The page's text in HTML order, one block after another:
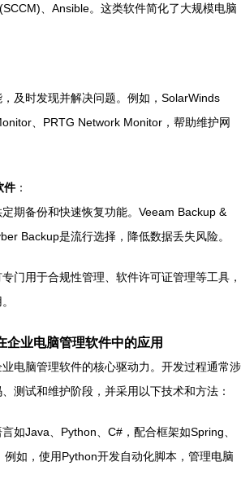
、Ansible。这类软件简化了大规模电脑
及时发现并解决问题。例如，SolarWinds
、PRTG Network Monitor，帮助维护网
件：
期备份和快速恢复功能。Veeam Backup &
Backup是流行选择，降低数据丢失风险。
门用于合规性管理、软件许可证管理等工具，
企业电脑管理软件中的应用
电脑管理软件的核心驱动力。开发过程通常涉
测试和维护阶段，并采用以下技术和方法：
言如Java、Python、C#，配合框架如Spring、
如，使用Python开发自动化脚本，管理电脑